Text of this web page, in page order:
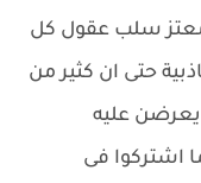
سلب عقول كل
حتى ان كثير من
عليه
اشتركوا فى